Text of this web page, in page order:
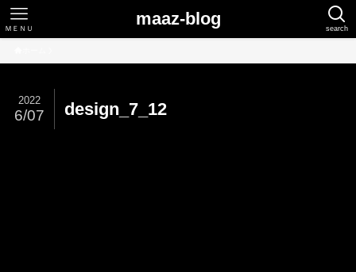
maaz-blog search
ＭＥＮＵ
design_7_12
2022
6/07